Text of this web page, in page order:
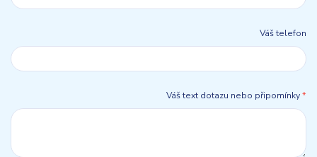
Váš telefon
Váš text dotazu nebo připomínky*